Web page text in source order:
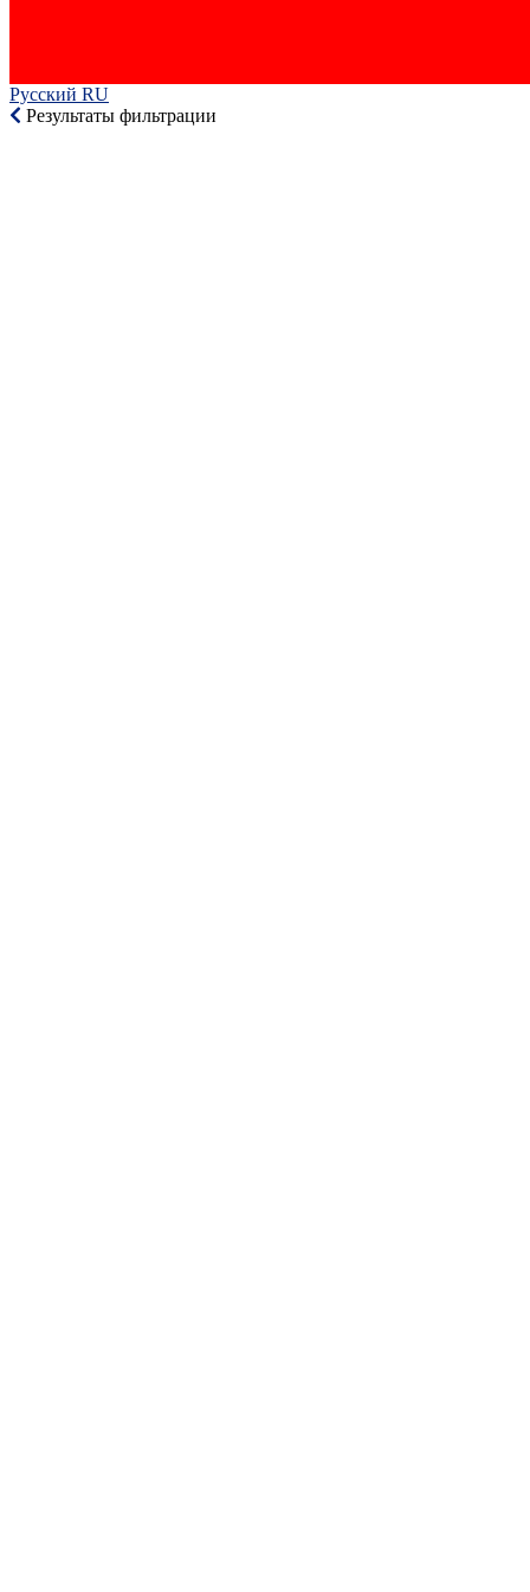
Русский RU‎
Результаты фильтрации